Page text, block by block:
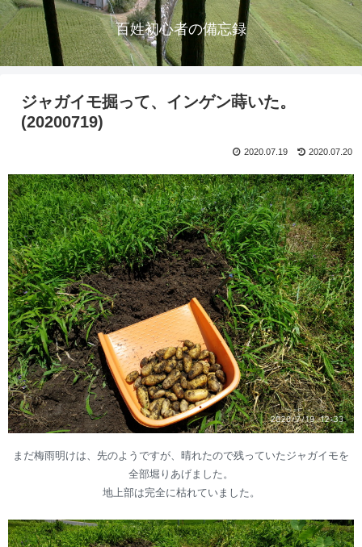
百姓初心者の備忘録
ジャガイモ掘って、インゲン蒔いた。
(20200719)
2020.07.20
2020.07.19
まだ梅雨明けは、先のようですが、晴れたので残っていたジャガイモを
全部堀りあげました。
地上部は完全に枯れていました。